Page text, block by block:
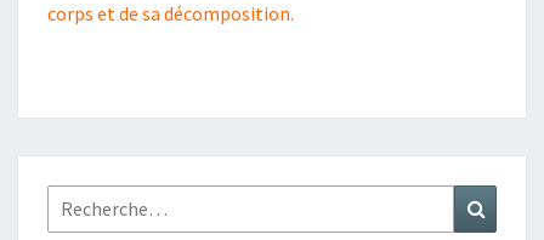
corps et de sa décomposition.
Rechercher :